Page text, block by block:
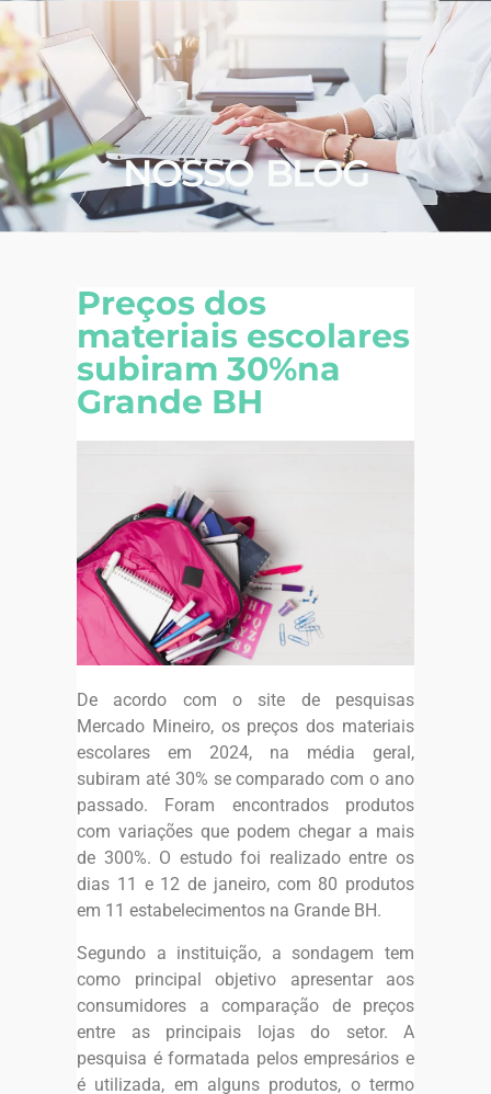
NOSSO BLOG
Preços dos
materiais escolares
subiram 30%na
Grande BH
De acordo com o site de pesquisas
Mercado Mineiro, os preços dos materiais
escolares em 2024, na média geral,
subiram até 30% se comparado com o ano
passado. Foram encontrados produtos
com variações que podem chegar a mais
de 300%. O estudo foi realizado entre os
dias 11 e 12 de janeiro, com 80 produtos
em 11 estabelecimentos na Grande BH.
Segundo a instituição, a sondagem tem
como principal objetivo apresentar aos
consumidores a comparação de preços
entre as principais lojas do setor. A
pesquisa é formatada pelos empresários e
é utilizada, em alguns produtos, o termo